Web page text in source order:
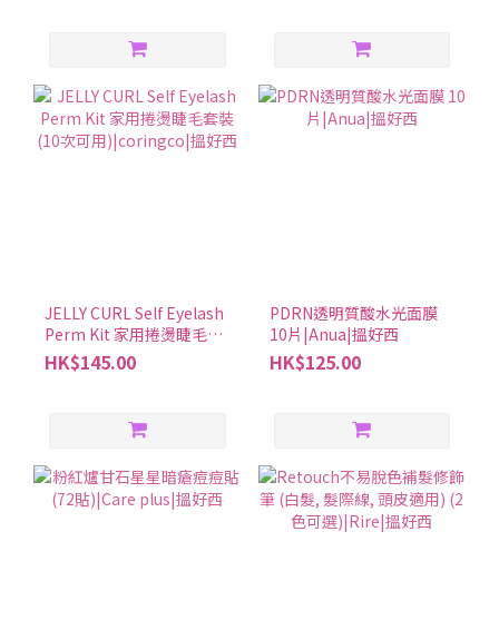
還沒改善，或者月經提前、經血量變多，要去看醫生。隨時留意身
體變化，必要時攜帶說明書去諮詢專業人士。6. 服用合利他命時，
需要注意與其他藥物的相互作用嗎？有些處方藥可能需要注意，最
好問問藥劑師會比較安全。7. 合利他命的建議服用時間及方式是什
麼？因為成分可能會讓胃不舒服，建議飯後立刻用水或溫水整顆吞
來選擇時間，這樣就不容易忘記。10. 如果合利他命效果不明顯，有
什麼建議？每天一次，每次一瓶，記得按照用法和劑量來吃合利他
命。如果覺得效果不夠好，可以試試含Fursultiamine成分多一點的
小孩服用的情況下，請在監護人的監督下遵附件說明書上所寫的用
JELLY CURL Self Eyelash
Perm Kit 家用捲燙睫毛套
裝 (10次可用)|coringco|
搵好西
HK$145.00
PDRN透明質酸水光面膜
10片|Anua|搵好西
HK$125.00